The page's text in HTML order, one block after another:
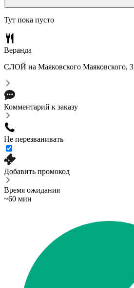
Тут пока пусто
Веранда
СЛОЙ на Маяковского Маяковского, 3
Комментарий к заказу
Не перезванивать
Добавить промокод
Время ожидания
~60 мин